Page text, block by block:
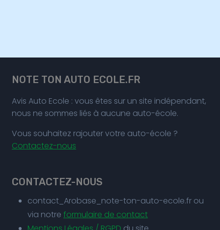
NOTE TON AUTO ECOLE.FR
Avis Auto Ecole : vous êtes sur un site indépendant,
nous ne sommes liés à aucune auto-école.
Vous souhaitez rajouter votre auto-école ?
Contactez-nous
CONTACTEZ-NOUS
contact_Arobase_note-ton-auto-ecole.fr ou
via notre formulaire de contact